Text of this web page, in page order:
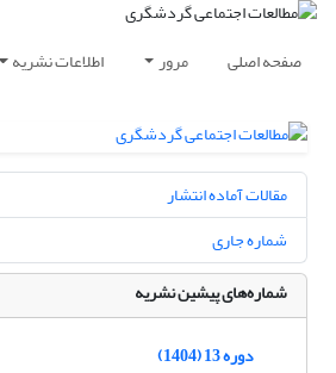
صفحه اصلی مرور اطلاعات نشریه
مقالات آماده انتشار
شماره جاری
شماره‌های پیشین نشریه
دوره 13 (1404)